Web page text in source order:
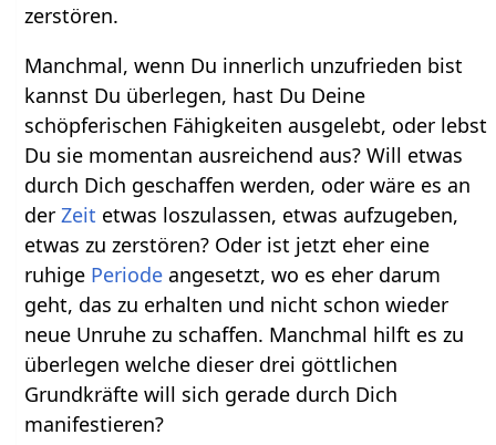
zerstören.
Manchmal, wenn Du innerlich unzufrieden bist
kannst Du überlegen, hast Du Deine
schöpferischen Fähigkeiten ausgelebt, oder lebst
Du sie momentan ausreichend aus? Will etwas
durch Dich geschaffen werden, oder wäre es an
derZeit etwas loszulassen, etwas aufzugeben,
etwas zu zerstören? Oder ist jetzt eher eine
ruhige Periode angesetzt, wo es eher darum
geht, das zu erhalten und nicht schon wieder
neue Unruhe zu schaffen. Manchmal hilft es zu
überlegen welche dieser drei göttlichen
Grundkräfte will sich gerade durch Dich
manifestieren?